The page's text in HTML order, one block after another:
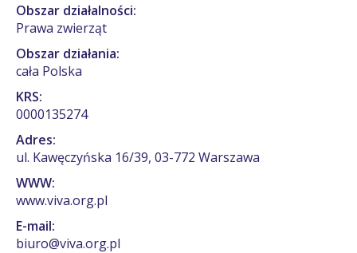
Obszar działalności:
Prawa zwierząt
Obszar działania:
cała Polska
KRS:
0000135274
Adres:
ul. Kawęczyńska 16/39, 03-772 Warszawa
WWW:
www.viva.org.pl
E-mail:
biuro@viva.org.pl